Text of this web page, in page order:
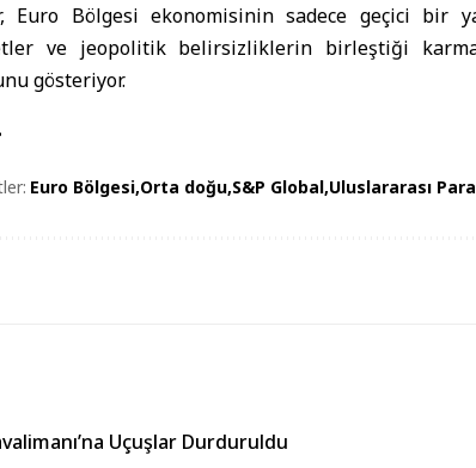
Euro Bölgesi ekonomisinin sadece geçici bir
ve jeopolitik belirsizliklerin birleştiği
gösteriyor.
Euro Bölgesi Orta doğu S&P Global Uluslararası
Uçuşlar Durduruldu